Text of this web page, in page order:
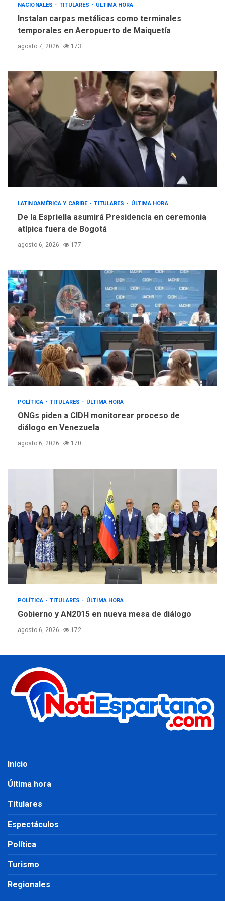
NACIONALES TITULARES ÚLTIMA HORA
Instalan carpas metálicas como terminales
temporales en Aeropuerto de Maiquetía
agosto 7, 2026 173
LATINOAMÉRICA Y CARIBE TITULARES ÚLTIMA HORA
De la Espriella asumirá Presidencia en ceremonia
atípica fuera de Bogotá
agosto 6, 2026 177
POLÍTICA TITULARES ÚLTIMA HORA
ONGs piden a CIDH monitorear proceso de
diálogo en Venezuela
agosto 6, 2026 170
POLÍTICA TITULARES ÚLTIMA HORA
Gobierno y AN2015 en nueva mesa de diálogo
agosto 6, 2026 172
Inicio
Última hora
Titulares
Espectáculos
Política
Turismo
Regionales